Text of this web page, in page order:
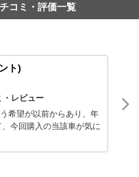
コミ・評価一覧
ト)
・レビュー
希望が以前からあり、年
今回購入の当該車が気に